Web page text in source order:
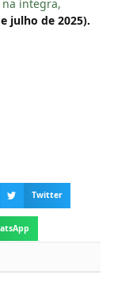
na íntegra,
julho de 2025).
Twitter